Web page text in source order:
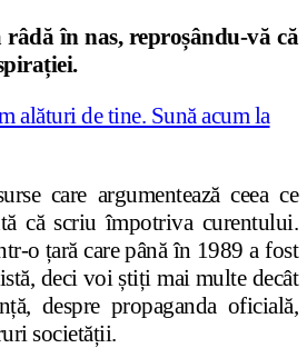
în nas, reproșându-vă că
care argumentează ceea ce
că scriu împotriva curentului.
o țară care până în 1989 a fost
deci voi știți mai multe decât
despre propaganda oficială,
societății.